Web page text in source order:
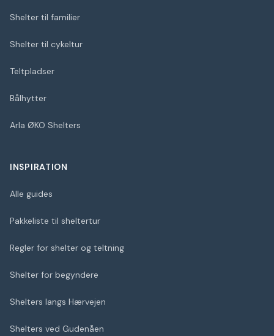
Shelter til familier
Shelter til cykeltur
Teltpladser
Bålhytter
Arla ØKO Shelters
INSPIRATION
Alle guides
Pakkeliste til sheltertur
Regler for shelter og teltning
Shelter for begyndere
Shelters langs Hærvejen
Shelters ved Gudenåen